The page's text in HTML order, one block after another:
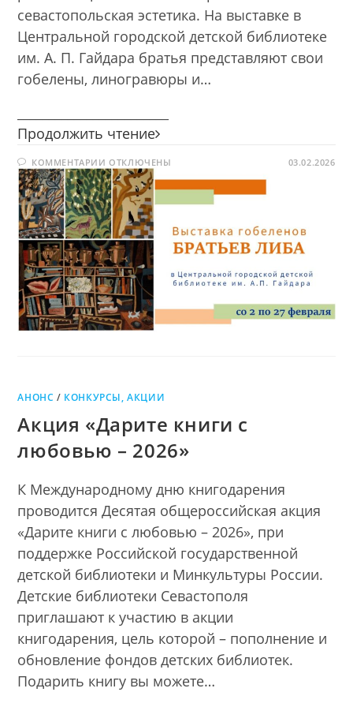
севастопольская эстетика. На выставке в
Центральной городской детской библиотеке
им. А. П. Гайдара братья представляют свои
гобелены, линогравюры и…
Продолжить чтение Выставка
братьев
Либа»
КОММЕНТАРИИ К
ЗАПИСИ
ВЫСТАВКА
«ГОБЕЛЕНЫ
БРАТЬЕВ
ЛИБА»
ОТКЛЮЧЕНЫ 03.02.2026
АНОНС / КОНКУРСЫ, АКЦИИ
Акция «Дарите книги с
любовью – 2026»
К Международному дню книгодарения
проводится Десятая общероссийская акция
«Дарите книги с любовью – 2026», при
поддержке Российской государственной
детской библиотеки и Минкультуры России.
Детские библиотеки Севастополя
приглашают к участию в акции
книгодарения, цель которой – пополнение и
обновление фондов детских библиотек.
Подарить книгу вы можете…